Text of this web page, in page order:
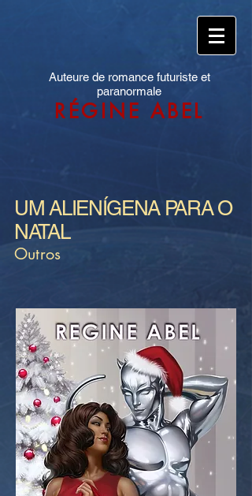
Auteure de romance futuriste et
paranormale
RÉGINE ABEL
UM ALIENÍGENA PARA O
NATAL
Outros